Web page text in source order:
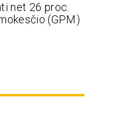
net 26 proc.
(GPM)